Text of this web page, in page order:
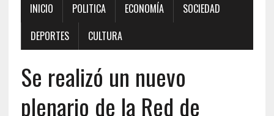
INICIO POLITICA ECONOMÍA
SOCIEDAD
DEPORTES
CULTURA
Se realizó un nuevo
plenario de la Red de